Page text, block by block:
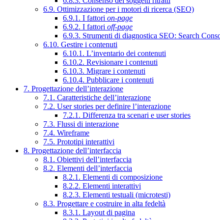
6.9. Ottimizzazione per i motori di ricerca (SEO)
6.9.1. I fattori on-page
6.9.2. I fattori off-page
6.9.3. Strumenti di diagnostica SEO: Search
6.10. Gestire i contenuti
6.10.1. L’inventario dei contenuti
6.10.2. Revisionare i contenuti
6.10.3. Migrare i contenuti
6.10.4. Pubblicare i contenuti
7. Progettazione dell’interazione
7.1. Caratteristiche dell’interazione
7.2. User stories per definire l’interazione
7.2.1. Differenza tra scenari e user stories
7.3. Flussi di interazione
7.4. Wireframe
7.5. Prototipi interattivi
8. Progettazione dell’interfaccia
8.1. Obiettivi dell’interfaccia
8.2. Elementi dell’interfaccia
8.2.1. Elementi di composizione
8.2.2. Elementi interattivi
8.2.3. Elementi testuali (microtesti)
8.3. Progettare e costruire in alta fedeltà
8.3.1. Layout di pagina